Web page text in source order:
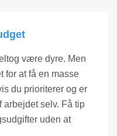
være dyre. Men
for at få en masse
du prioriterer og er
arbejdet selv. Få tip
uden at